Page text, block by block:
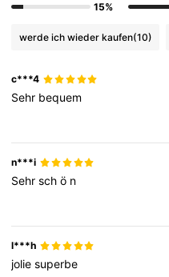
15%
werde ich wieder kaufen(10)
c***4
Sehr bequem
n***i
Sehrschö n
l***h
joliesuperbe